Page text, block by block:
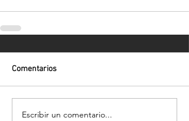
Comentarios
Escribir un comentario...